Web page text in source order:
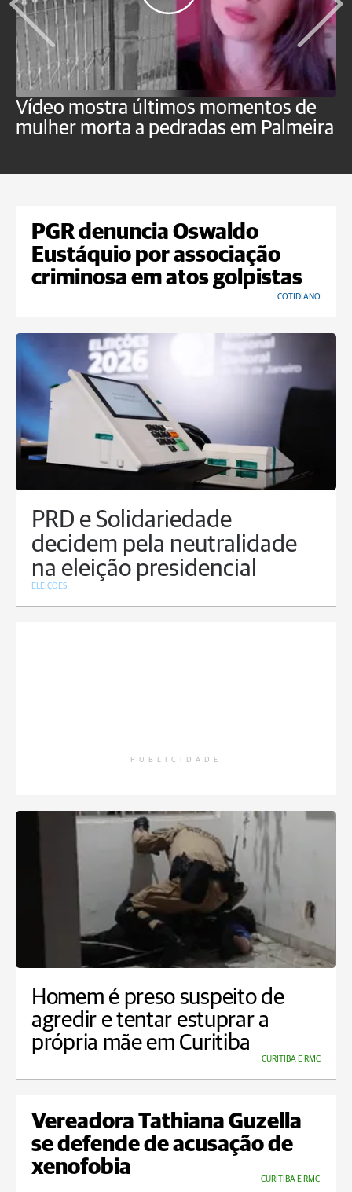
Vídeo mostra últimos momentos de
mulher morta a pedradas em Palmeira
PGR denuncia Oswaldo
Eustáquio por associação
criminosa em atos golpistas
COTIDIANO
PRD e Solidariedade
decidem pela neutralidade
na eleição presidencial
ELEIÇÕES
PUBLICIDADE
Homem é preso suspeito de
agredir e tentar estuprar a
própria mãe em Curitiba
CURITIBA E RMC
Vereadora Tathiana Guzella
se defende de acusação de
xenofobia
CURITIBA E RMC